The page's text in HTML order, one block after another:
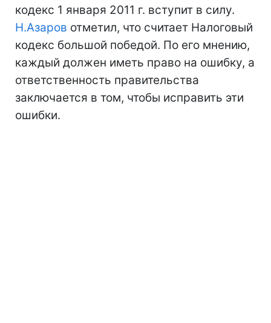
кодекс 1 января 2011 г. вступит в силу.
Н.Азаров отметил, что считает Налоговый
кодекс большой победой. По его мнению,
каждый должен иметь право на ошибку, а
ответственность правительства
заключается в том, чтобы исправить эти
ошибки.